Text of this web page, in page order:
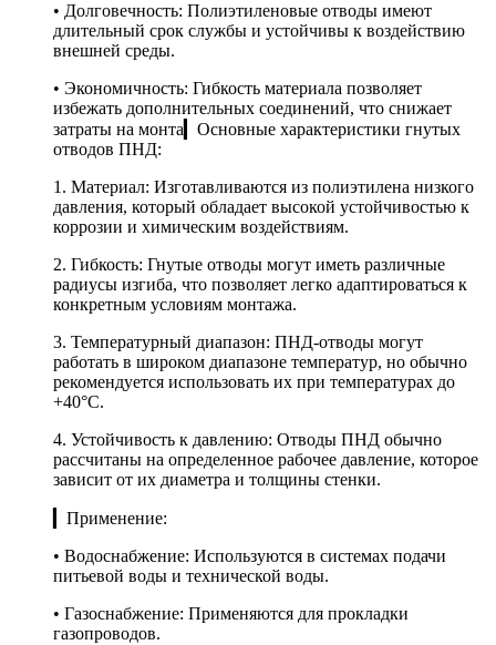
• Долговечность: Полиэтиленовые отводы имеют
длительный срок службы и устойчивы к воздействию
внешней среды.
• Экономичность: Гибкость материала позволяет
избежать дополнительных соединений, что снижает
затраты на монта▎Основные характеристики гнутых
отводов ПНД:
1. Материал: Изготавливаются из полиэтилена низкого
давления, который обладает высокой устойчивостью к
коррозии и химическим воздействиям.
2. Гибкость: Гнутые отводы могут иметь различные
радиусы изгиба, что позволяет легко адаптироваться к
конкретным условиям монтажа.
3. Температурный диапазон: ПНД-отводы могут
работать в широком диапазоне температур, но обычно
рекомендуется использовать их при температурах до
+40°C.
4. Устойчивость к давлению: Отводы ПНД обычно
рассчитаны на определенное рабочее давление, которое
зависит от их диаметра и толщины стенки.
▎Применение:
• Водоснабжение: Используются в системах подачи
питьевой воды и технической воды.
• Газоснабжение: Применяются для прокладки
газопроводов.